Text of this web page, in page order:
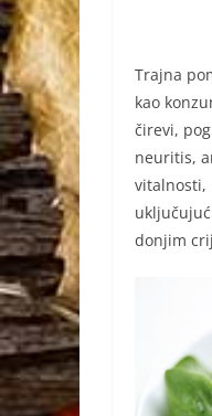
Trajna
kao
čirevi,
neuritis,
vitalnosti,
donjim